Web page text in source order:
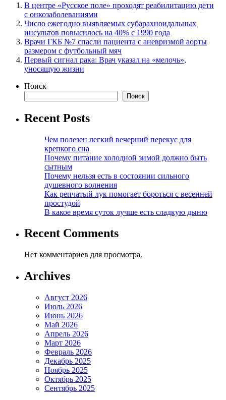
В центре «Русское поле» проходят реабилитацию дети
с онкозаболеваниями
Число ежегодно выявляемых субарахноидальных
инсультов повысилось на 40% с 1990 года
Врачи ГКБ №7 спасли пациента с аневризмой аорты
размером с футбольный мяч
Первый сигнал рака: Врач указал на «мелочь»,
уносящую жизни
Поиск
Поиск
Recent Posts
Чем полезен легкий вечерний перекус для
крепкого сна
Почему питание холодной зимой должно быть
сытным
Почему нельзя есть в состоянии сильного
душевного волнения
Как репчатый лук помогает бороться с весенней
простудой
В какое время суток лучше есть сладкую дыню
Recent Comments
Нет комментариев для просмотра.
Archives
Август 2026
Июль 2026
Июнь 2026
Май 2026
Апрель 2026
Март 2026
Февраль 2026
Декабрь 2025
Ноябрь 2025
Октябрь 2025
Сентябрь 2025